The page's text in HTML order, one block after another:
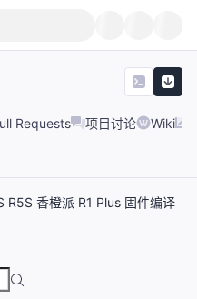
Requests 项目讨论 Wiki
香橙派 R1 Plus 固件编译